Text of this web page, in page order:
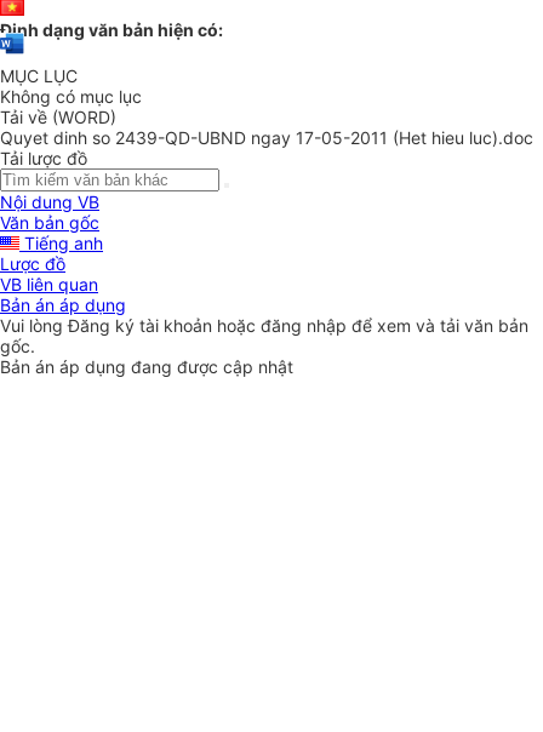
Định dạng văn bản hiện có:
MỤC LỤC
Không có mục lục
Tải về (WORD)
Quyet dinh so 2439-QD-UBND ngay 17-05-2011 (Het hieu luc).doc
Tải lược đồ
Nội dung VB
Văn bản gốc
Tiếng anh
Lược đồ
VB liên quan
Bản án áp dụng
Vui lòngĐăng ký tài khoản hoặc đăng nhập để xem và tải văn bản
gốc.
Bản án áp dụng đang được cập nhật